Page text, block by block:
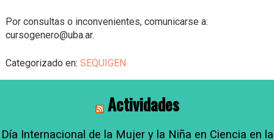
Por consultas o inconvenientes, comunicarse a:
cursogenero@uba.ar.
Categorizado en: SEQUIGEN
Actividades
Día Internacional de la Mujer y la Niña en Ciencia en la